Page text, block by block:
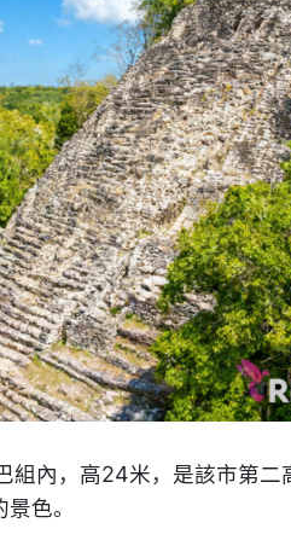
組內，高24米，是該市第二
色。